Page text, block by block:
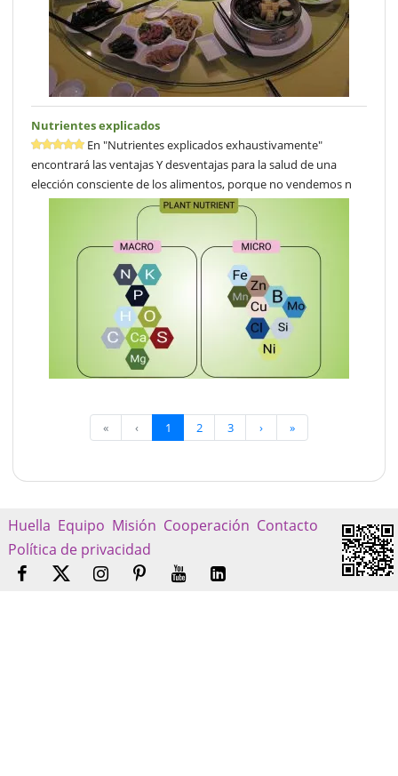
Nutrientes explicados
En "Nutrientes explicados exhaustivamente"
encontrará las ventajas Y desventajas para la salud de una
elección consciente de los alimentos, porque no vendemos n
« ‹ 1 2 3 › »
Huella Equipo Misión Cooperación Contacto
Política de privacidad